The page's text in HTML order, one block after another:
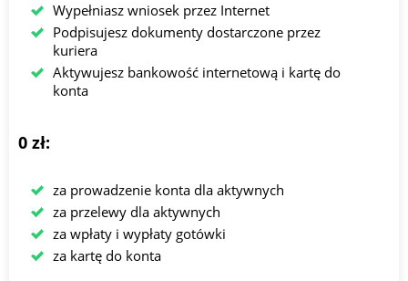
Wypełniasz wniosek przez Internet
Podpisujesz dokumenty dostarczone przez
kuriera
Aktywujesz bankowość internetową i kartę do
konta
0 zł:
za prowadzenie konta dla aktywnych
za przelewy dla aktywnych
za wpłaty i wypłaty gotówki
za kartę do konta